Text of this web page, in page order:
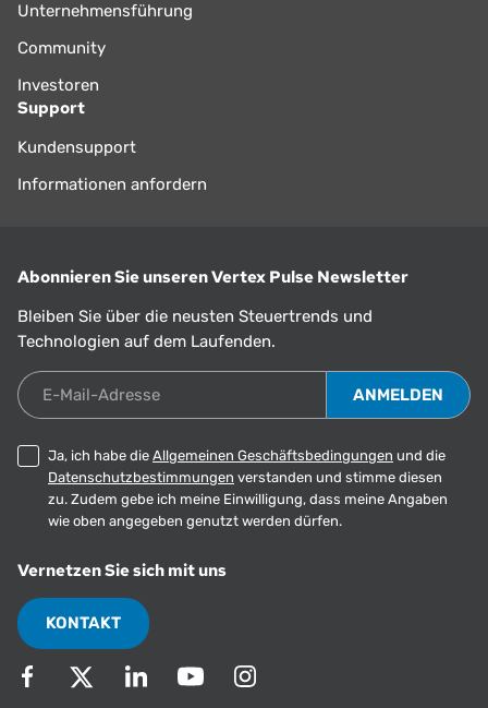
Unternehmensführung
Community
Investoren
Support
Kundensupport
Informationen anfordern
Abonnieren Sie unseren Vertex Pulse Newsletter
Bleiben Sie über die neusten Steuertrends und
Technologien auf dem Laufenden.
E-Mail-Adresse
Ja, ich habe die Allgemeinen Geschäftsbedingungen und die
Datenschutzbestimmungen verstanden und stimme diesen
zu. Zudem gebe ich meine Einwilligung, dass meine Angaben
wie oben angegeben genutzt werden dürfen.
Vernetzen Sie sich mit uns
KONTAKT